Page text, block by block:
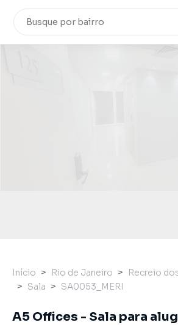
Início Rio de Janeiro
Recreio
Sala
SA0053_MERI
A5 Offices - Sala para